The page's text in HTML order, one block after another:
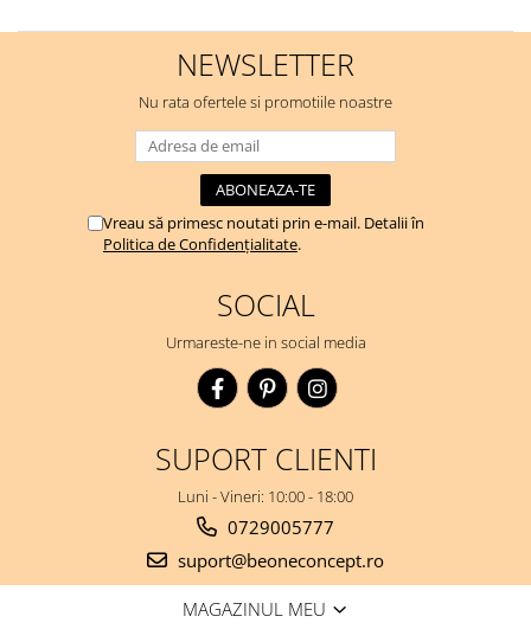
NEWSLETTER
Nu rata ofertele si promotiile noastre
Vreau să primesc noutati prin e-mail. Detalii în
Politica de Confidențialitate.
SOCIAL
Urmareste-ne in social media
SUPORT CLIENTI
Luni - Vineri: 10:00 - 18:00
0729005777
suport@beoneconcept.ro
MAGAZINUL MEU